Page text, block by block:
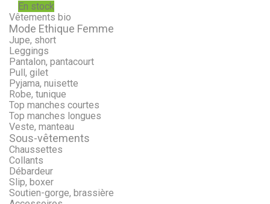
En stock
Vêtements bio
Mode Ethique Femme
Jupe, short
Leggings
Pantalon, pantacourt
Pull, gilet
Pyjama, nuisette
Robe, tunique
Top manches courtes
Top manches longues
Veste, manteau
Sous-vêtements
Chaussettes
Collants
Débardeur
Slip, boxer
Soutien-gorge, brassière